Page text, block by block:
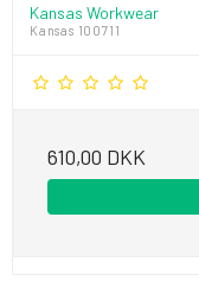
Kansas Workwear
Kansas 100711
610,00 DKK